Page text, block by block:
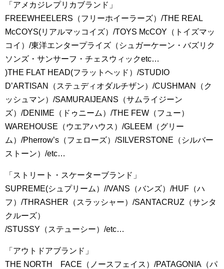
「アメカジレプリカブランド」
FREEWHEELERS（フリーホイーラーズ）/THE REAL
McCOYS(リアルマッコイズ）/TOYS McCOY（トイズマッ
コイ）/東洋エンタープライズ（シュガーケーン・バズリク
ソンズ・サンサーフ・チェスウィックetc…
)THE FLAT HEAD(フラットヘッド）/STUDIO
D’ARTISAN（ステュディオダルチザン）/CUSHMAN（ク
ッシュマン）/SAMURAIJEANS（サムライジーン
ズ）/DENIME（ドゥニーム）/THE FEW（フュー）
WAREHOUSE（ウエアハウス）/GLEEM（グリー
ム）/Pherrow’s（フェローズ）/SILVERSTONE（シルバー
ストーン）/etc…
「ストリート・スケーターブランド」
SUPREME(シュプリーム）//VANS（バンズ）/HUF（ハ
フ）/THRASHER（スラッシャー）/SANTACRUZ（サンタ
クルーズ）
/STUSSY（ステューシー）/etc…
「アウトドアブランド」
THE NORTH FACE（ノースフェイス）/PATAGONIA（パ